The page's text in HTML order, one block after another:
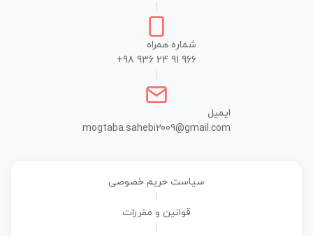
شماره همراه
+98 936 24 91 966
ایمیل
mogtaba.sahebi2009@gmail.com
سیاست حریم خصوصی
قوانین و مقررات